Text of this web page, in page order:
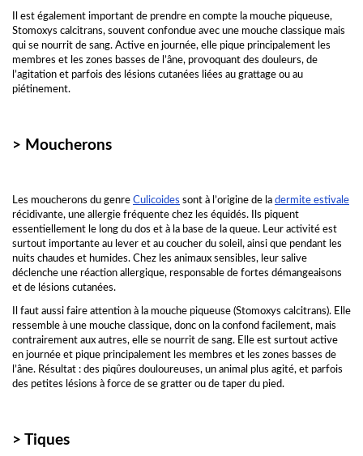
Il est également important de prendre en compte la mouche piqueuse,
Stomoxys calcitrans, souvent confondue avec une mouche classique mais
qui se nourrit de sang. Active en journée, elle pique principalement les
membres et les zones basses de l’âne, provoquant des douleurs, de
l’agitation et parfois des lésions cutanées liées au grattage ou au
piétinement.
> Moucherons
Les moucherons du genre Culicoides sont à l’origine de la dermite estivale
récidivante, une allergie fréquente chez les équidés. Ils piquent
essentiellement le long du dos et à la base de la queue. Leur activité est
surtout importante au lever et au coucher du soleil, ainsi que pendant les
nuits chaudes et humides. Chez les animaux sensibles, leur salive
déclenche une réaction allergique, responsable de fortes démangeaisons
et de lésions cutanées.
Il faut aussi faire attention à la mouche piqueuse (Stomoxys calcitrans). Elle
ressemble à une mouche classique, donc on la confond facilement, mais
contrairement aux autres, elle se nourrit de sang. Elle est surtout active
en journée et pique principalement les membres et les zones basses de
l’âne. Résultat : des piqûres douloureuses, un animal plus agité, et parfois
des petites lésions à force de se gratter ou de taper du pied.
> Tiques